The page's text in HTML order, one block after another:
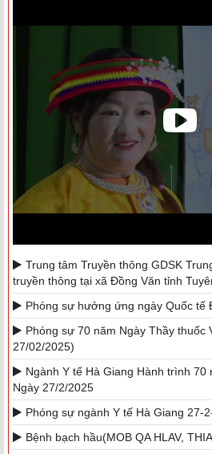
Trung tâm Truyền thông GDSK
truyền thông tại xã Đồng Văn tỉnh
Phóng sự hưởng ứng ngày Quốc tế
Phóng sự 70 năm Ngày Thầy thuốc
27/02/2025)
Ngành Y tế Hà Giang Hành trình 70
Ngày 27/2/2025
Phóng sự ngành Y tế Hà Giang 27-
Bệnh bạch hầu(MOB QA HLAV,